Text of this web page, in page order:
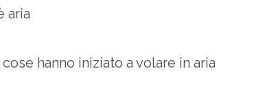
aria
hanno iniziato a volare in aria